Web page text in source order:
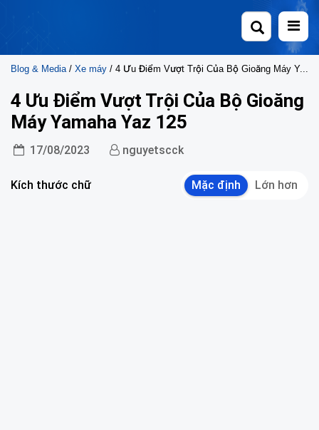
Blog & Media / Xe máy / 4 Ưu Điểm Vượt Trội Của Bộ Gioăng Máy Yamaha Yaz 125
4 Ưu Điểm Vượt Trội Của Bộ Gioăng
Máy Yamaha Yaz 125
17/08/2023 nguyetscck
Kích thước chữ Mặc định Lớn hơn